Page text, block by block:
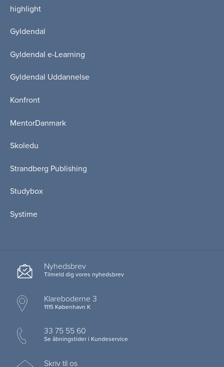
highlight
Gyldendal
Gyldendal e-Learning
Gyldendal Uddannelse
Konfront
MentorDanmark
Skoledu
Strandberg Publishing
Studybox
Systime
Nyhedsbrev
Tilmeld dig vores nyhedsbrev
Klareboderne 3
1115 København K
33 75 55 60
Se åbningstider i Kundeservice
Skriv til os